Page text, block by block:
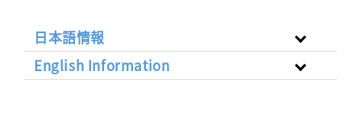
日本語情報
English Information